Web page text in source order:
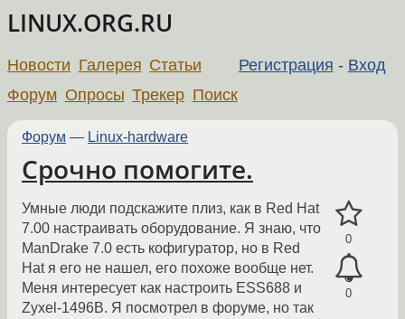
LINUX.ORG.RU
Регистрация - Вход
Новости Галерея Статьи
Форум Опросы Трекер Поиск
Форум — Linux-hardware
Срочно помогите.
0
0
Умные люди подскажите плиз, как в Red Hat
7.00 настраивать оборудование. Я знаю, что
ManDrake 7.0 есть кофигуратор, но в Red
Hat я его не нашел, его похоже вообще нет.
Меня интересует как настроить ESS688 и
Zyxel-1496B. Я посмотрел в форуме, но так